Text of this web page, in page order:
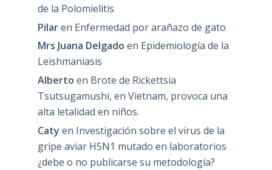
de la Polomielitis
Pilaren Enfermedad por arañazo de gato
Mrs Juana Delgado en Epidemiología de la
Leishmaniasis
Alberto en Brote de Rickettsia
Tsutsugamushi, en Vietnam, provoca una
alta letalidad en niños.
Caty en Investigación sobre el virus de la
gripe aviar H5N1 mutado en laboratorios
¿debe o no publicarse su metodología?